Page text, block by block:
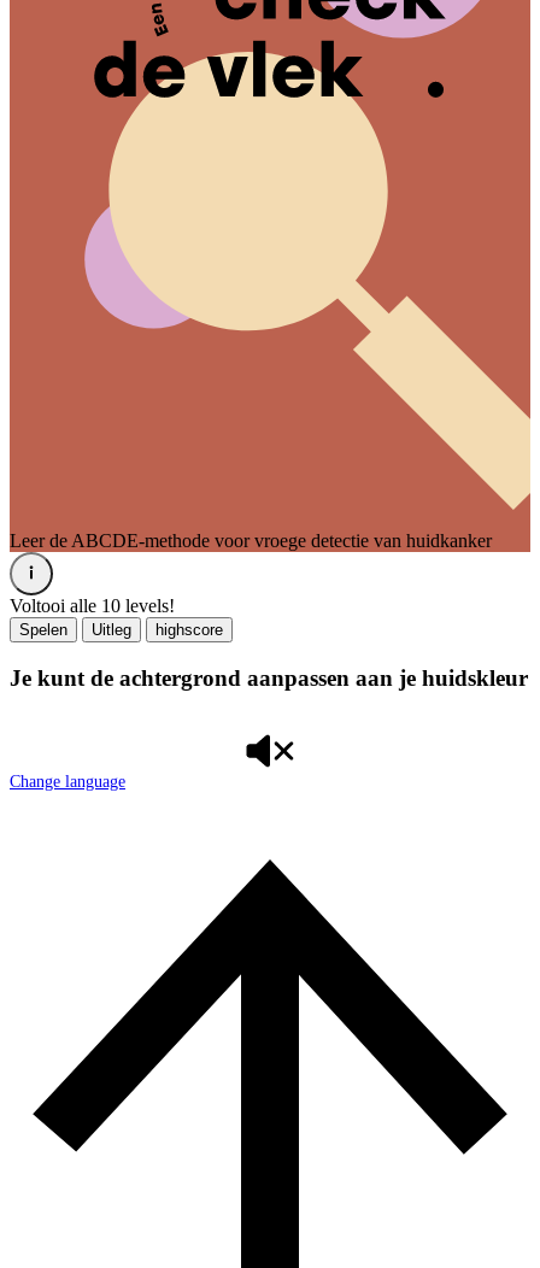
Leer de ABCDE-methode voor vroege detectie van huidkanker
Voltooi alle 10 levels!
Spelen Uitleg highscore
Je kunt de achtergrond aanpassen aan je huidskleur
Change language